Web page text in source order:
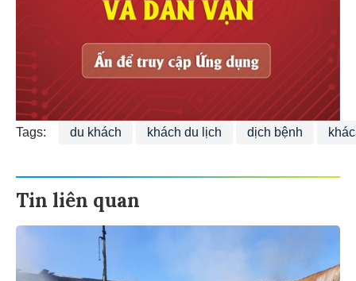
Tags: du khách khách du lịch dịch bệnh
Tin liên quan